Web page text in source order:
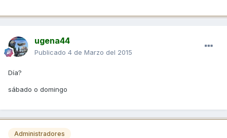
ugena44
Publicado 4 de Marzo del 2015
Día?
sábado o domingo
Administradores